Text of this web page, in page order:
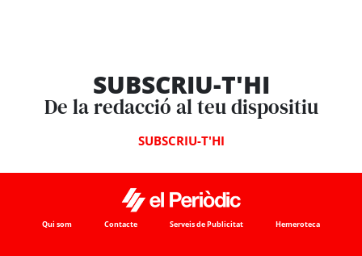
SUBSCRIU-T'HI
De la redacció al teu dispositiu
SUBSCRIU-T'HI
Qui som Contacte Serveis de Publicitat Hemeroteca